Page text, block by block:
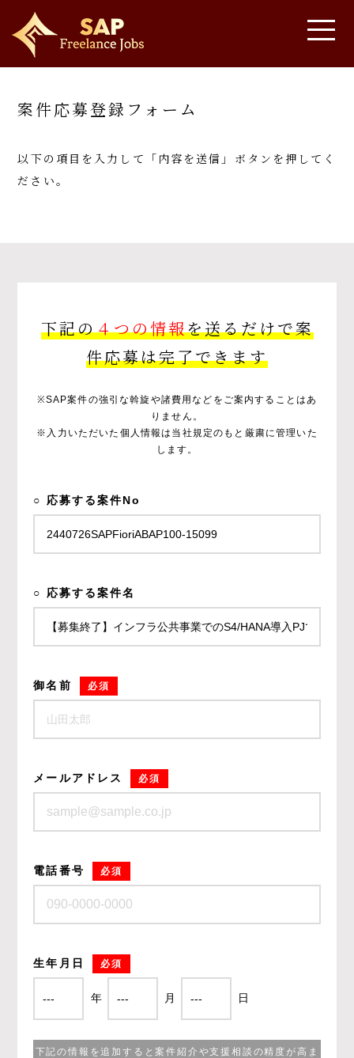
案件応募登録フォーム
以下の項目を入力して「内容を送信」ボタンを押してく
ださい。
下記の４つの情報を送るだけで案
件応募は完了できます
※SAP案件の強引な斡旋や諸費用などをご案内することはあ
りません。
※入力いただいた個人情報は当社規定のもと厳粛に管理いた
します。
○ 応募する案件No
○ 応募する案件名
御名前 必須
メールアドレス 必須
電話番号 必須
生年月日 必須
年 月 日
下記の情報を追加すると案件紹介や支援相談の精度が高ま